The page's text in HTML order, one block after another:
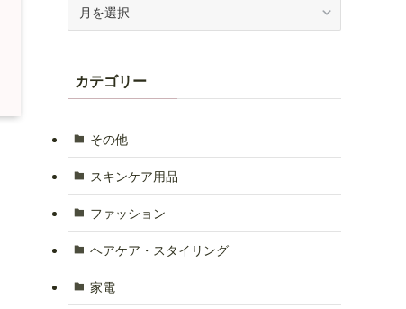
ブカテゴリー
その他
スキンケア用品
ファッション
ヘアケア・スタイリング
家電